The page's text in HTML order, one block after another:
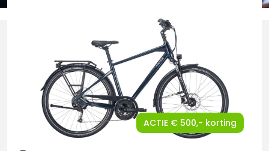
ACTIE € 500,- korting